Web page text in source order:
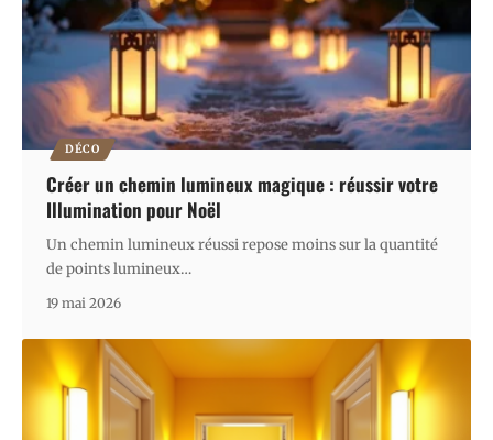
DÉCO
Créer un chemin lumineux magique : réussir votre
Illumination pour Noël
Un chemin lumineux réussi repose moins sur la quantité
de points lumineux…
19 mai 2026